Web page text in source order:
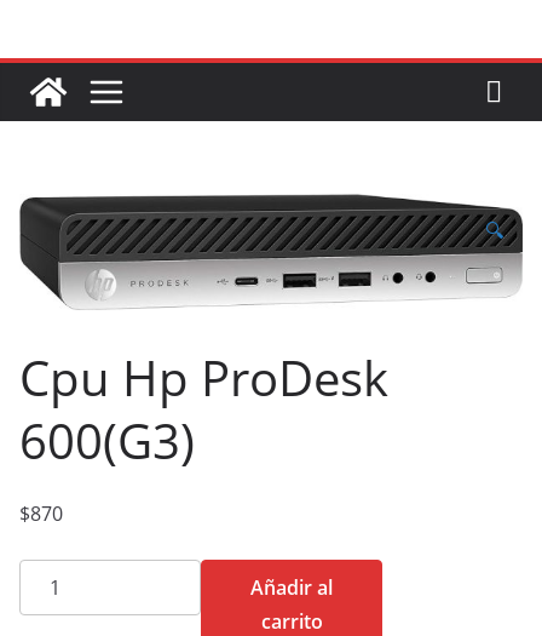
contenido
🔍
Cpu Hp ProDesk
600(G3)
$870
Cpu
Hp
Añadir al
carrito